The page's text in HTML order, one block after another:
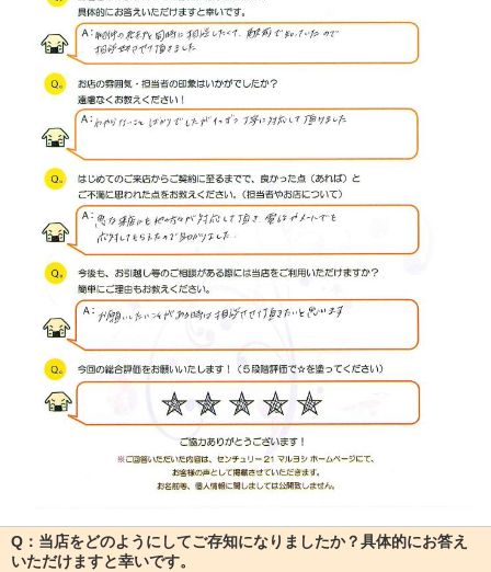
Q：当店をどのようにしてご存知になりましたか？具体的にお答え
いただけますと幸いです。